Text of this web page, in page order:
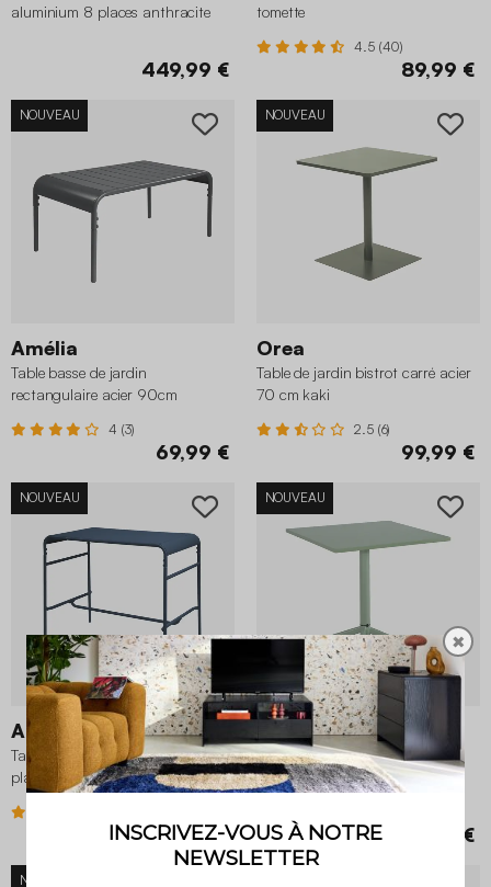
aluminium 8 places anthracite
449,99 €
tomette
4.5 (40)
89,99 €
NOUVEAU
Amélia
Table basse de jardin
rectangulaire acier 90cm
4 (3)
69,99 €
NOUVEAU
Orea
Table de jardin bistrot carré acier
70 cm kaki
2.5 (6)
99,99 €
NOUVEAU
Amélia
Table haute de jardin métal 4
places, bleu marine
99,99 €
NOUVEAU
Chiara
Table de jardin bistrot carrée
pliante acier 70 cm vert de gris
119,99 €
NOUVEAU
✖